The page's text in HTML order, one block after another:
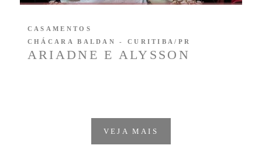
ARIADNE E ALYSSON
CASAMENTOS
CHÁCARA BALDAN - CURITIBA/PR
VEJA MAIS